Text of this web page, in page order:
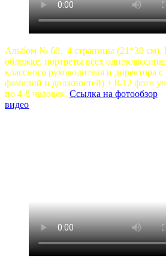
Альбом № 60. 4 страницы (21*30 см).
обложке, портреты всех
классного руководителя и директора
фамилий и должностей) + 8-12 фото
по 4-8 человек. Ссылка на фотообзор
видео